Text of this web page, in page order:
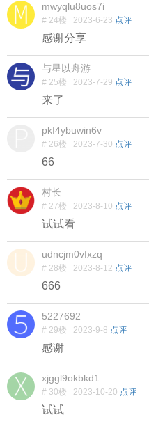
mwyqlu8uos7i
# 24楼 2023-6-23 点评
感谢分享
与星以舟游
# 25楼 2023-7-29 点评
来了
pkf4ybuwin6v
# 26楼 2023-7-30 点评
66
村长
# 27楼 2023-8-10 点评
试试看
udncjm0vfxzq
# 28楼 2023-8-12 点评
666
5227692
# 29楼 2023-9-8 点评
感谢
xjggl9okbkd1
# 30楼 2023-10-20 点评
试试